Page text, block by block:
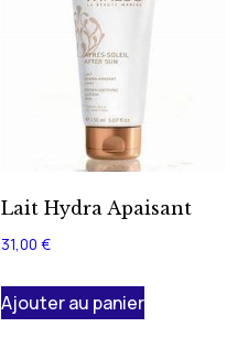
Lait Hydra Apaisant
31,00 €
Ajouter au panier